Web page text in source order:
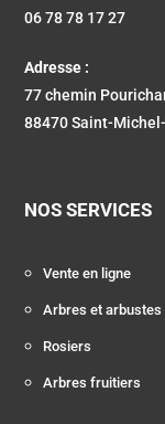
06 78 78 17 27
Adresse :
77 chemin
88470 Saint-
NOS SERVICES
Vente en ligne
Arbres et arbustes
Rosiers
Arbres fruitiers